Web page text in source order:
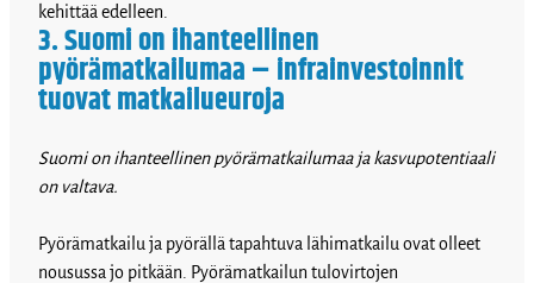
kehittää edelleen.
3. Suomi on ihanteellinen
pyörämatkailumaa – infrainvestoinnit
tuovat matkailueuroja
Suomi on ihanteellinen pyörämatkailumaa ja kasvupotentiaali
on valtava.
Pyörämatkailu ja pyörällä tapahtuva lähimatkailu ovat olleet
nousussa jo pitkään. Pyörämatkailun tulovirtojen